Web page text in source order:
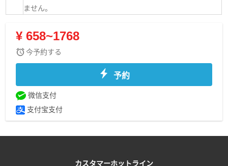
ません。
¥ 658~1768
今予約する
予約
微信支付
支付宝支付
カスタマーホットライン